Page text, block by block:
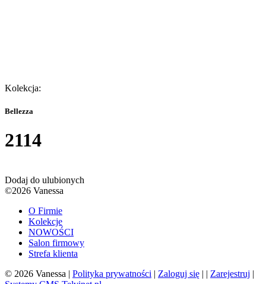
Kolekcja:
Bellezza
2114
Dodaj do ulubionych
©2026 Vanessa
O Firmie
Kolekcje
NOWOŚCI
Salon firmowy
Strefa klienta
© 2026 Vanessa | Polityka prywatności | Zaloguj się | | Zarejestruj |